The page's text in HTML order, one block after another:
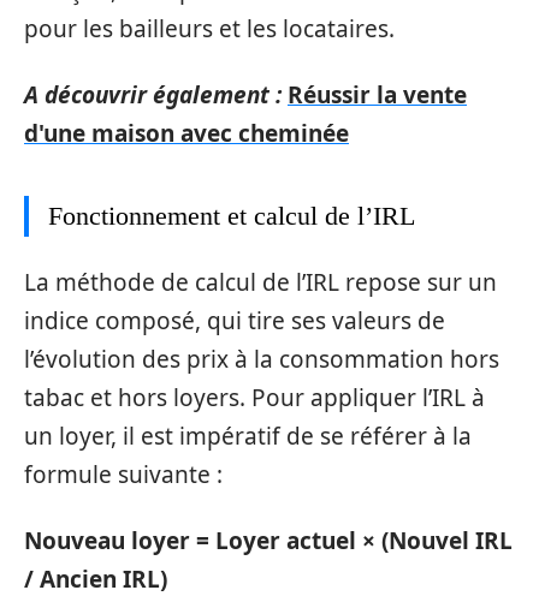
pour les bailleurs et les locataires.
A découvrir également : Réussir la vente
d'une maison avec cheminée
Fonctionnement et calcul de l’IRL
La méthode de calcul de l’IRL repose sur un
indice composé, qui tire ses valeurs de
l’évolution des prix à la consommation hors
tabac et hors loyers. Pour appliquer l’IRL à
un loyer, il est impératif de se référer à la
formule suivante :
Nouveau loyer = Loyer actuel × (Nouvel IRL
/ Ancien IRL)